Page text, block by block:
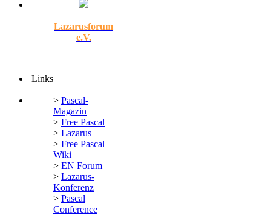
Lazarusforum
e.V.
Links
> Pascal-
Magazin
> Free Pascal
> Lazarus
> Free Pascal
Wiki
> EN Forum
> Lazarus-
Konferenz
> Pascal
Conference